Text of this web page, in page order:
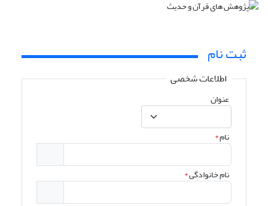
ثبت نام
اطلاعات شخصی
عنوان
نام*
نام خانوادگی*